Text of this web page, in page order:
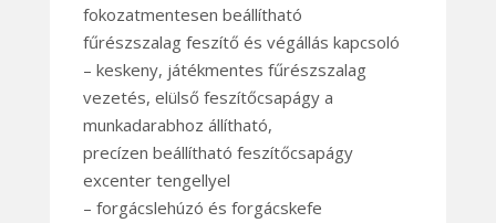
fokozatmentesen beállítható
fűrészszalag feszítő és végállás kapcsoló
– keskeny, játékmentes fűrészszalag
vezetés, elülső feszítőcsapágy a
munkadarabhoz állítható,
precízen beállítható feszítőcsapágy
excenter tengellyel
– forgácslehúzó és forgácskefe